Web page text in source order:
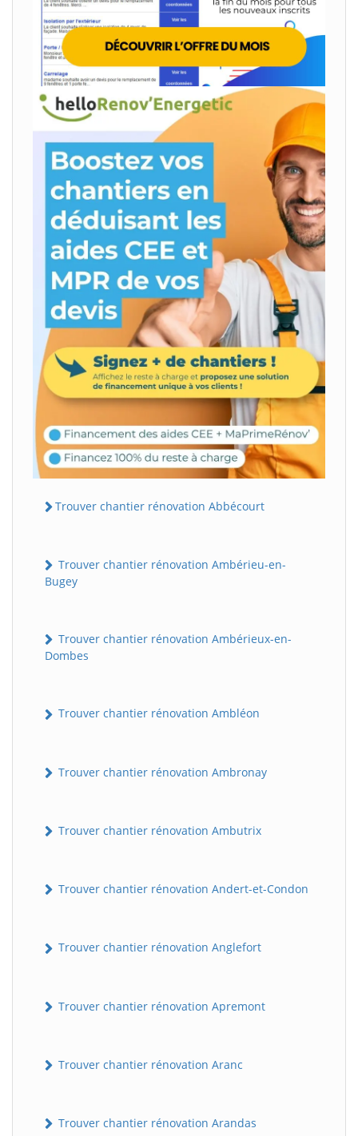
Trouver chantier rénovation Abbécourt
Trouver chantier rénovation Ambérieu-en-
Bugey
Trouver chantier rénovation Ambérieux-en-
Dombes
Trouver chantier rénovation Ambléon
Trouver chantier rénovation Ambronay
Trouver chantier rénovation Ambutrix
Trouver chantier rénovation Andert-et-Condon
Trouver chantier rénovation Anglefort
Trouver chantier rénovation Apremont
Trouver chantier rénovation Aranc
Trouver chantier rénovation Arandas